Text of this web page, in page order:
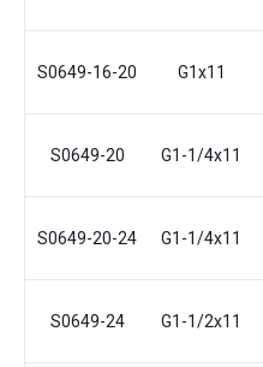
S0649-16-20 G1x11
S0649-20 G1-1/4x11
S0649-20-24 G1-1/4x11
S0649-24 G1-1/2x11